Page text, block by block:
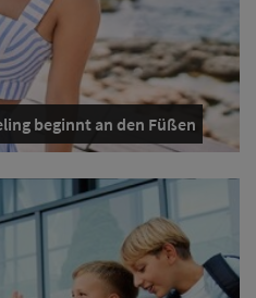
beginnt an den Füßen